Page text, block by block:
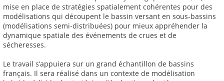
mise en place de stratégies spatialement cohérentes pour des
modélisations qui découpent le bassin versant en sous-bassins
(modélisations semi-distribuées) pour mieux appréhender la
dynamique spatiale des événements de crues et de
sécheresses.
Le travail s’appuiera sur un grand échantillon de bassins
français. Il sera réalisé dans un contexte de modélisation